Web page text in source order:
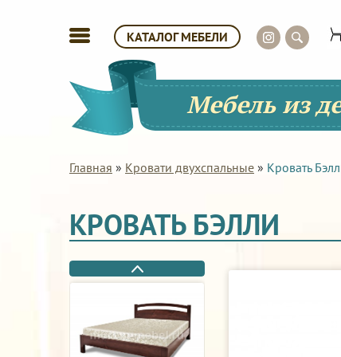
КАТАЛОГ МЕБЕЛИ
Мебель из
Главная » Кровати двухспальные » Кровать
КРОВАТЬ БЭЛЛИ